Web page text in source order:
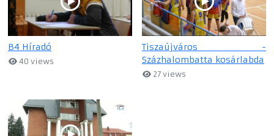
B4 Híradó
40 views
Tiszaújváros -
Százhalombatta kosárlabda
27 views